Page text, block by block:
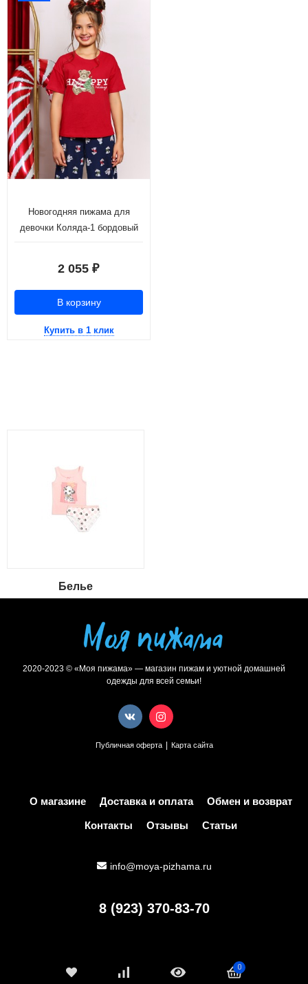
Новогодняя пижама для
девочки Коляда-1 бордовый
2 055 ₽
В корзину
Купить в 1 клик
Белье
2020-2023 © «Моя пижама» — магазин пижам и уютной домашней
одежды для всей семьи!
Публичная оферта | Карта сайта
О магазине Доставка и оплата Обмен и возврат
Контакты Отзывы Статьи
info@moya-pizhama.ru
8 (923) 370-83-70
0